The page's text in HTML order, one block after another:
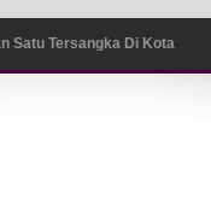
Satu Tersangka Di Kota
Final Piala Dunia 2026 di